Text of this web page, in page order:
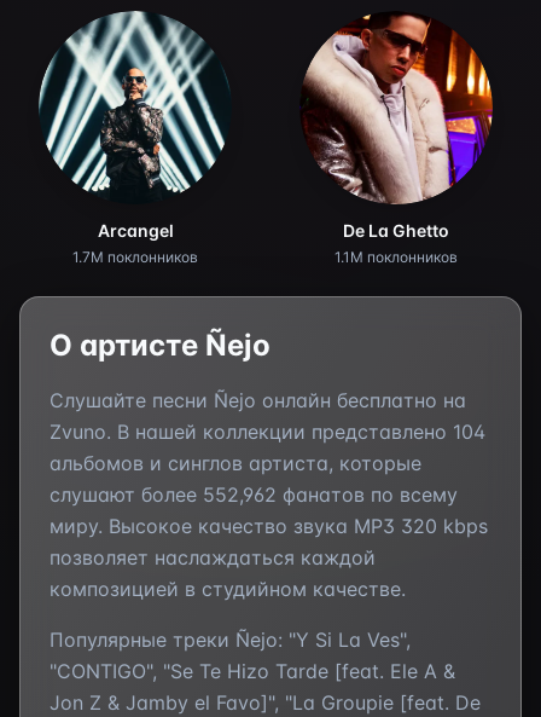
Arcangel
1.7M поклонников
De La Ghetto
1.1M поклонников
О артисте Ñejo
Слушайте песни Ñejo онлайн бесплатно на
Zvuno. В нашей коллекции представлено 104
альбомов и синглов артиста, которые
слушают более 552,962 фанатов по всему
миру. Высокое качество звука MP3 320 kbps
позволяет наслаждаться каждой
композицией в студийном качестве.
Популярные треки Ñejo: "Y Si La Ves",
"CONTIGO", "Se Te Hizo Tarde [feat. Ele A &
Jon Z & Jamby el Favo]", "La Groupie [feat. De